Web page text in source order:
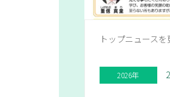
トップニュースを
2026年